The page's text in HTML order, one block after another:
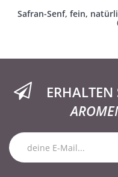
Safran-Senf, fein,
ERHALTEN